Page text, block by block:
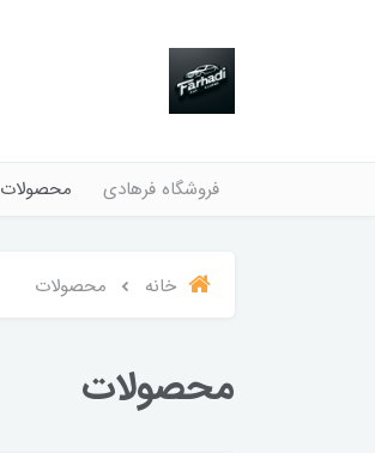
فروشگاه فرهادی محصولات
خانه محصولات
محصولات